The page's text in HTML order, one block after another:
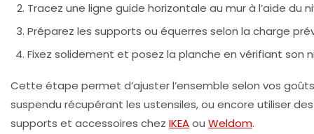
Tracez une ligne guide horizontale au mur à l’aide du
Préparez les supports ou équerres selon la charge
Fixez solidement et posez la planche en vérifiant son
Cette étape permet d’ajuster l’ensemble selon vos
suspendu récupérant les ustensiles, ou encore utiliser
supports et accessoires chez IKEAou Weldom.